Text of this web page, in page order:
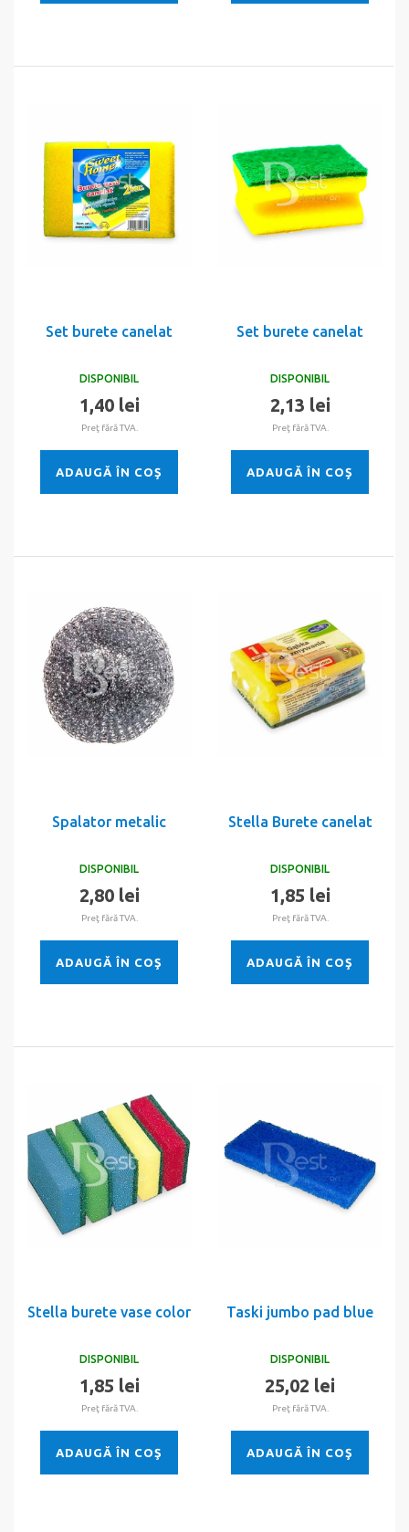
Set burete canelat
DISPONIBIL
1,40 lei
Preţ fără TVA.
ADAUGĂ ÎN COŞ
Set burete canelat
DISPONIBIL
2,13 lei
Preţ fără TVA.
ADAUGĂ ÎN COŞ
Spalator metalic
DISPONIBIL
2,80 lei
Preţ fără TVA.
ADAUGĂ ÎN COŞ
Stella Burete canelat
DISPONIBIL
1,85 lei
Preţ fără TVA.
ADAUGĂ ÎN COŞ
Stella burete vase color
DISPONIBIL
1,85 lei
Preţ fără TVA.
ADAUGĂ ÎN COŞ
Taski jumbo pad blue
DISPONIBIL
25,02 lei
Preţ fără TVA.
ADAUGĂ ÎN COŞ